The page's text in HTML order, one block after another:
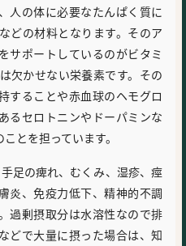
人の体に必要なたんぱく質に
どの材料となります。そのア
サポートしているのがビタミ
欠かせない栄養素です。その
することや赤血球のヘモグロ
るセロトニンやドーパミンな
とを担っています。
足の痺れ、むくみ、湿疹、痙
炎、免疫力低下、精神的不調
過剰摂取分は水溶性なので排
どで大量に摂った場合は、知